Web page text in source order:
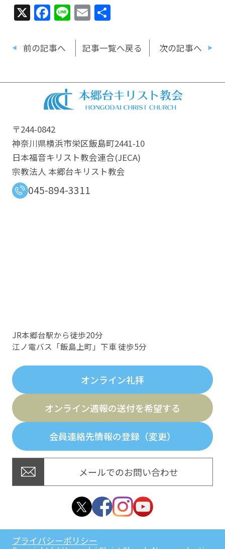
X Facebook
LineEmail
共
前の記事へ 記事一覧へ戻る 次の記事へ
〒244-0842
神奈川県横浜市栄区飯島町2441-10
日本福音キリスト教会連合​(JECA)
宗教法人 本郷台キリスト教会
045-894-3311
JR本郷台駅から徒歩20分
江ノ電バス「飯島上町」下車 徒歩5分
オンライン礼拝
オンライン週報の送付を希望する
会員連絡先情報の登録（変更）
メールでのお問い合わせ
プライバシーポリシー